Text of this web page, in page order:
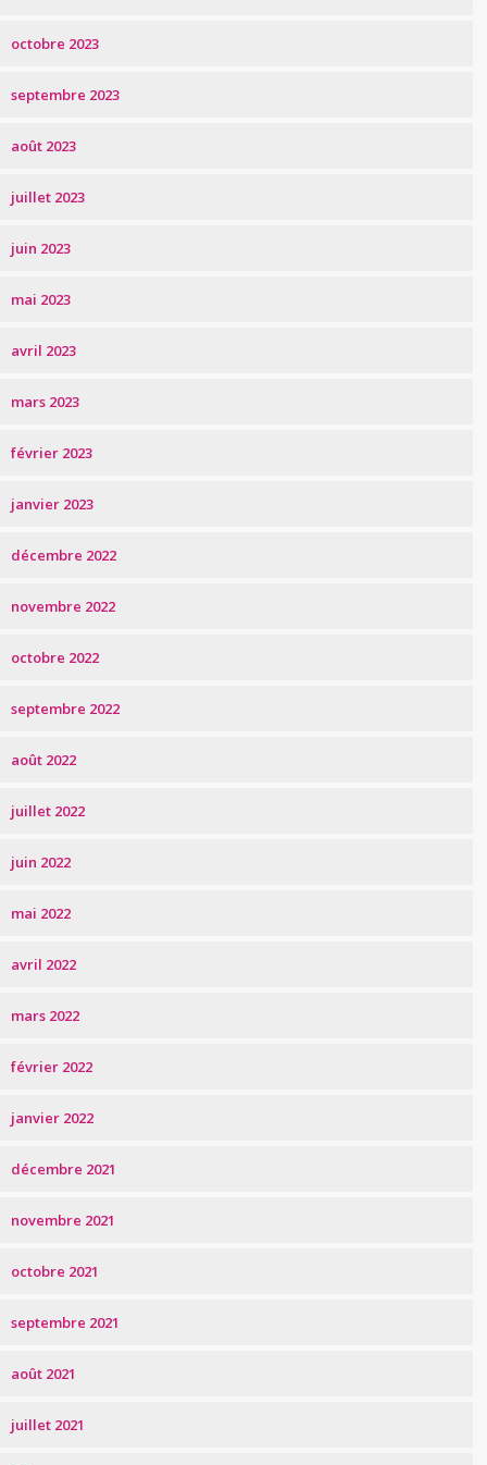
octobre 2023
septembre 2023
août 2023
juillet 2023
juin 2023
mai 2023
avril 2023
mars 2023
février 2023
janvier 2023
décembre 2022
novembre 2022
octobre 2022
septembre 2022
août 2022
juillet 2022
juin 2022
mai 2022
avril 2022
mars 2022
février 2022
janvier 2022
décembre 2021
novembre 2021
octobre 2021
septembre 2021
août 2021
juillet 2021